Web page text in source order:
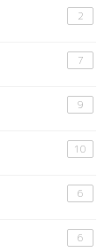
2
7
9
10
6
6